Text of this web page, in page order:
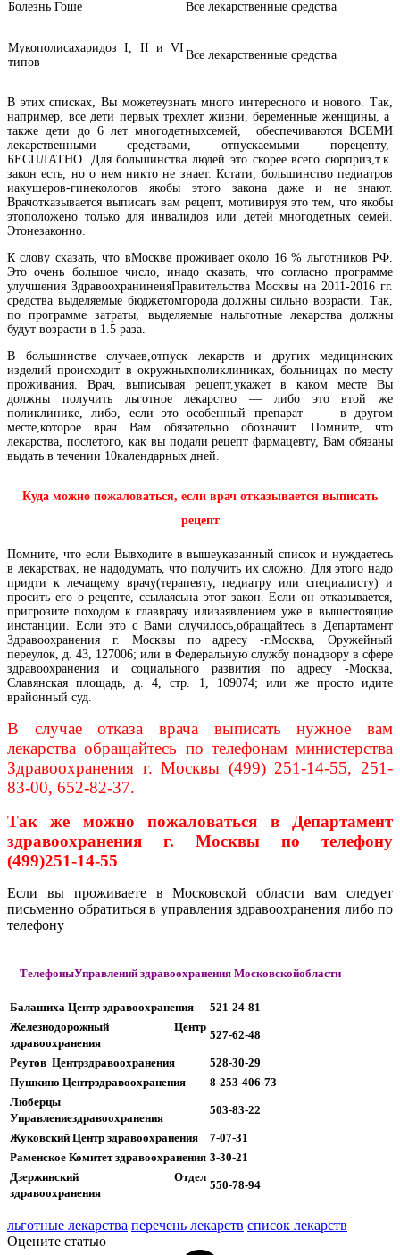
Болезнь Гоше Все лекарственные средства
Мукополисахаридоз I, II и VI
типов
Все лекарственные средства
В этих списках, Вы можетеузнать много интересного и нового. Так,
например, все дети первых трехлет жизни, беременные женщины, а
также дети до 6 лет многодетныхсемей, обеспечиваются ВСЕМИ
лекарственными средствами, отпускаемыми порецепту,
БЕСПЛАТНО. Для большинства людей это скорее всего сюрприз,т.к.
закон есть, но о нем никто не знает. Кстати, большинство педиатров
иакушеров-гинекологов якобы этого закона даже и не знают.
Врачотказывается выписать вам рецепт, мотивируя это тем, что якобы
этоположено только для инвалидов или детей многодетных семей.
Этонезаконно.
К слову сказать, что вМоскве проживает около 16 % льготников РФ.
Это очень большое число, инадо сказать, что согласно программе
улучшения ЗдравоохранинеияПравительства Москвы на 2011-2016 гг.
средства выделяемые бюджетомгорода должны сильно возрасти. Так,
по программе затраты, выделяемые нальготные лекарства должны
будут возрасти в 1.5 раза.
В большинстве случаев,отпуск лекарств и других медицинских
изделий происходит в окружныхполиклиниках, больницах по месту
проживания. Врач, выписывая рецепт,укажет в каком месте Вы
должны получить льготное лекарство — либо это втой же
поликлинике, либо, если это особенный препарат — в другом
месте,которое врач Вам обязательно обозначит. Помните, что
лекарства, послетого, как вы подали рецепт фармацевту, Вам обязаны
выдать в течении 10календарных дней.
Куда можно пожаловаться, если врач отказывается выписать
рецепт
Помните, что если Вывходите в вышеуказанный список и нуждаетесь
в лекарствах, не надодумать, что получить их сложно. Для этого надо
придти к лечащему врачу(терапевту, педиатру или специалисту) и
просить его о рецепте, ссылаясьна этот закон. Если он отказывается,
пригрозите походом к главврачу илизаявлением уже в вышестоящие
инстанции. Если это с Вами случилось,обращайтесь в Департамент
Здравоохранения г. Москвы по адресу -г.Москва, Оружейный
переулок, д. 43, 127006; или в Федеральную службу понадзору в сфере
здравоохранения и социального развития по адресу -Москва,
Славянская площадь, д. 4, стр. 1, 109074; или же просто идите
врайонный суд.
В случае отказа врача выписать нужное вам
лекарства обращайтесь по телефонам министерства
Здравоохранения г. Москвы (499) 251-14-55, 251-
83-00, 652-82-37.
Так же можно пожаловаться в Департамент
здравоохранения г. Москвы по телефону
(499)251-14-55
Если вы проживаете в Московской области вам следует
письменно обратиться в управления здравоохранения либо по
телефону
ТелефоныУправлений здравоохранения Московскойобласти
Балашиха Центр здравоохранения
521-24-81
Железнодорожный Центр
здравоохранения
527-62-48
Реутов Центрздравоохранения
528-30-29
Пушкино Центрздравоохранения
8-253-406-73
Люберцы
Управлениездравоохранения
503-83-22
Жуковский Центр здравоохранения
7-07-31
Раменское Комитет здравоохранения 3-30-21
Дзержинский Отдел
здравоохранения
550-78-94
льготные лекарства перечень лекарств список лекарств
Оцените статью